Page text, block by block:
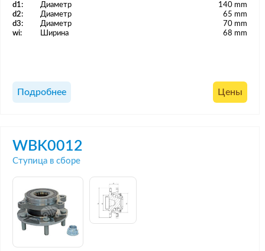
d1:
Диаметр
140 mm
d2:
Диаметр
65 mm
d3:
Диаметр
70 mm
wi:
Ширина 68 mm
Подробнее Цены
WBK0012
Ступица в сборе